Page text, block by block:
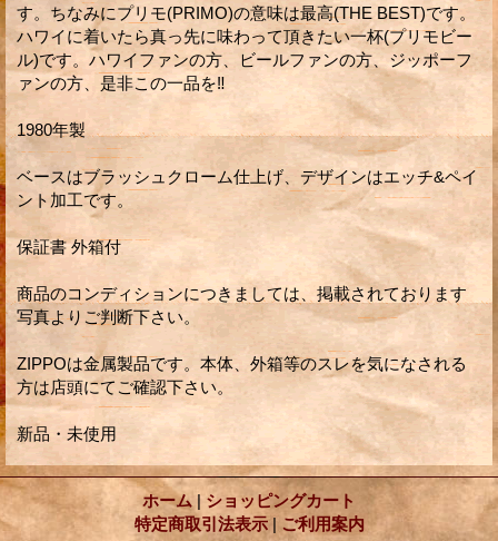
す。ちなみにプリモ(PRIMO)の意味は最高(THE BEST)です。
ハワイに着いたら真っ先に味わって頂きたい一杯(プリモビー
ル)です。ハワイファンの方、ビールファンの方、ジッポーフ
ァンの方、是非この一品を‼︎
1980年製
ベースはブラッシュクローム仕上げ、デザインはエッチ&ペイ
ント加工です。
保証書 外箱付
商品のコンディションにつきましては、掲載されております
写真よりご判断下さい。
ZIPPOは金属製品です。本体、外箱等のスレを気になされる
方は店頭にてご確認下さい。
新品・未使用
ホーム | ショッピングカート
特定商取引法表示 | ご利用案内